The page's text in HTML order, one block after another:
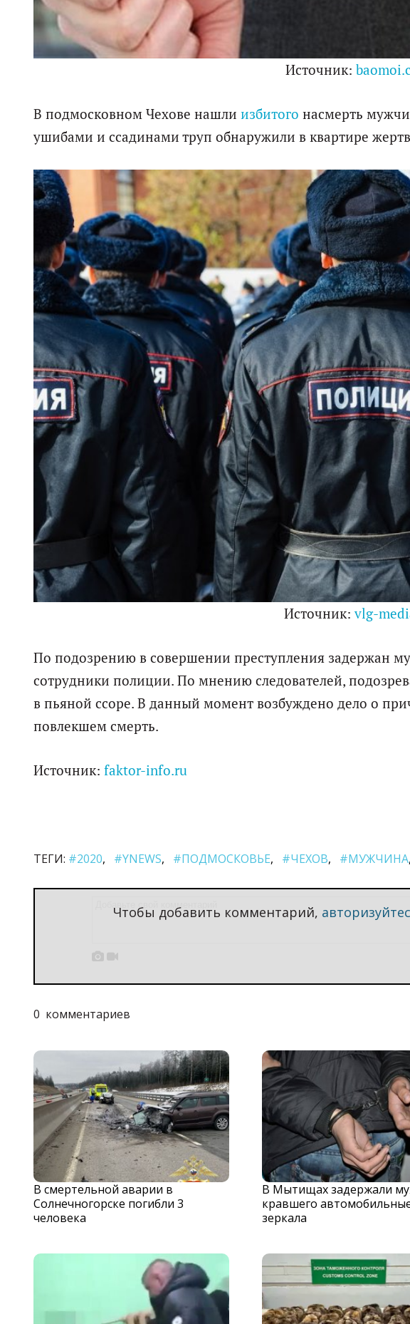
Источник:
В подмосковном Чехове нашли избитого насмерть
ушибами и ссадинами труп обнаружили в квартире
Источник:vlg-
По подозрению в совершении преступления задержан
сотрудники полиции. По мнению следователей,
в пьяной ссоре. В данный момент возбуждено дело о
повлекшем смерть.
Источник: faktor-info.ru
ТЕГИ: #2020 #YNEWS #ПОДМОСКОВЬЕ #ЧЕХОВ #МУЖЧИНА
Чтобы добавить комментарий,
 
0 комментариев
В смертельной аварии в
Солнечногорске погибли 3
человека
В Мытищах задержали
кравшего
зеркала